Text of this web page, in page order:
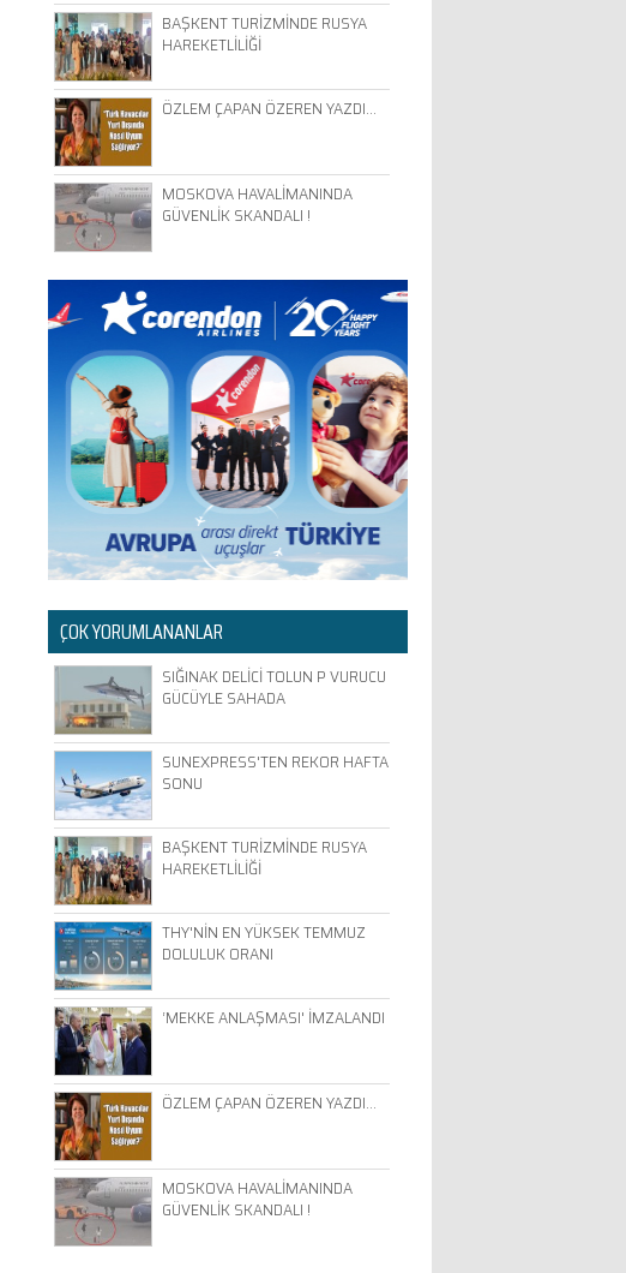
BAŞKENT TURİZMİNDE RUSYA
HAREKETLİLİĞİ
ÖZLEM ÇAPAN ÖZEREN YAZDI…
MOSKOVA HAVALİMANINDA
GÜVENLİK SKANDALI !
ÇOK YORUMLANANLAR
SIĞINAK DELİCİ TOLUN P VURUCU
GÜCÜYLE SAHADA
SUNEXPRESS'TEN REKOR HAFTA
SONU
BAŞKENT TURİZMİNDE RUSYA
HAREKETLİLİĞİ
THY'NİN EN YÜKSEK TEMMUZ
DOLULUK ORANI
‘MEKKE ANLAŞMASI' İMZALANDI
ÖZLEM ÇAPAN ÖZEREN YAZDI…
MOSKOVA HAVALİMANINDA
GÜVENLİK SKANDALI !